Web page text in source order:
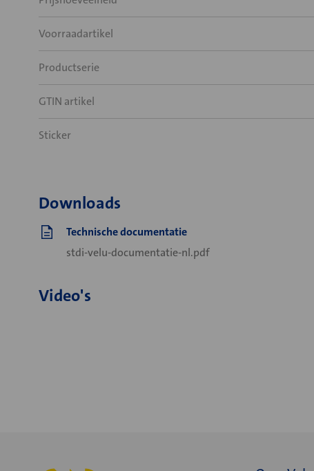
Voorraadartikel
Productserie
GTIN artikel
Sticker
Downloads
Technische documentatie
stdi-velu-documentatie-nl.pdf
Video's